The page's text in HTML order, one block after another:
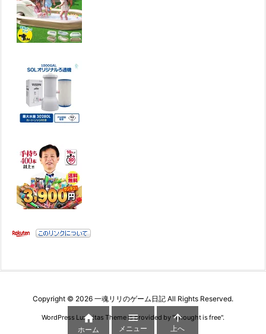
Copyright © 2026 一魂リリのゲーム日記 All Rights Reserved.
WordPress Luxeritas Theme is provided by "Thought is free".

ホーム

メニュー

上へ